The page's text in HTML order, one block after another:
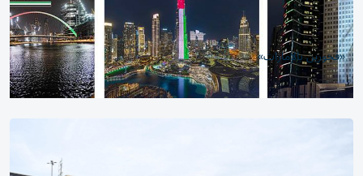
«فخورين بالإمارات»